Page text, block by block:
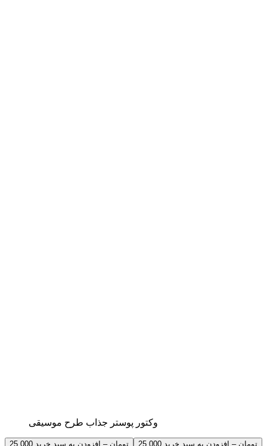
وکتور پوستر جذاب طرح موسیقی
25,000 تومان – افزودن به سبد خرید